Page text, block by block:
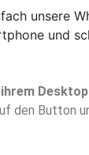
unsere
und
Desktop
den Button